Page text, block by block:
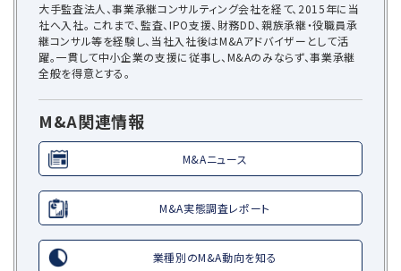
大手監査法人、事業承継コンサルティング会社を経て、2015年に当
社へ入社。 これまで、監査、IPO支援、財務DD、親族承継・役職員承
継コンサル等を経験し、当社入社後はM&Aアドバイザーとして活
躍。一貫して中小企業の支援に従事し、M&Aのみならず、事業承継
全般を得意とする。
M&A関連情報
M&Aニュース
M&A実態調査レポート
業種別のM&A動向を知る